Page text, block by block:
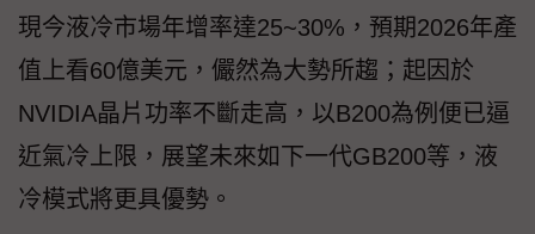
現今液冷市場年增率達25~30%，預期2026年產
值上看60億美元，儼然為大勢所趨；起因於
NVIDIA晶片功率不斷走高，以B200為例便已逼
近氣冷上限，展望未來如下一代GB200等，液
冷模式將更具優勢。